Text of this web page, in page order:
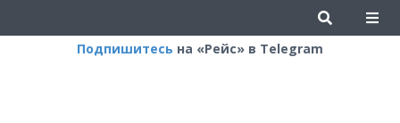
Подпишитесь на «Рейс» в Telegram